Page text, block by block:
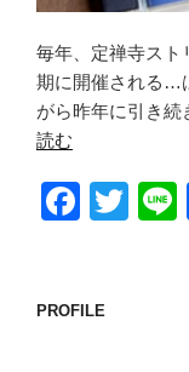
毎年、定禅寺スト
期に開催される…
がら昨年に引き続
読む
F
e
T
PROFILE